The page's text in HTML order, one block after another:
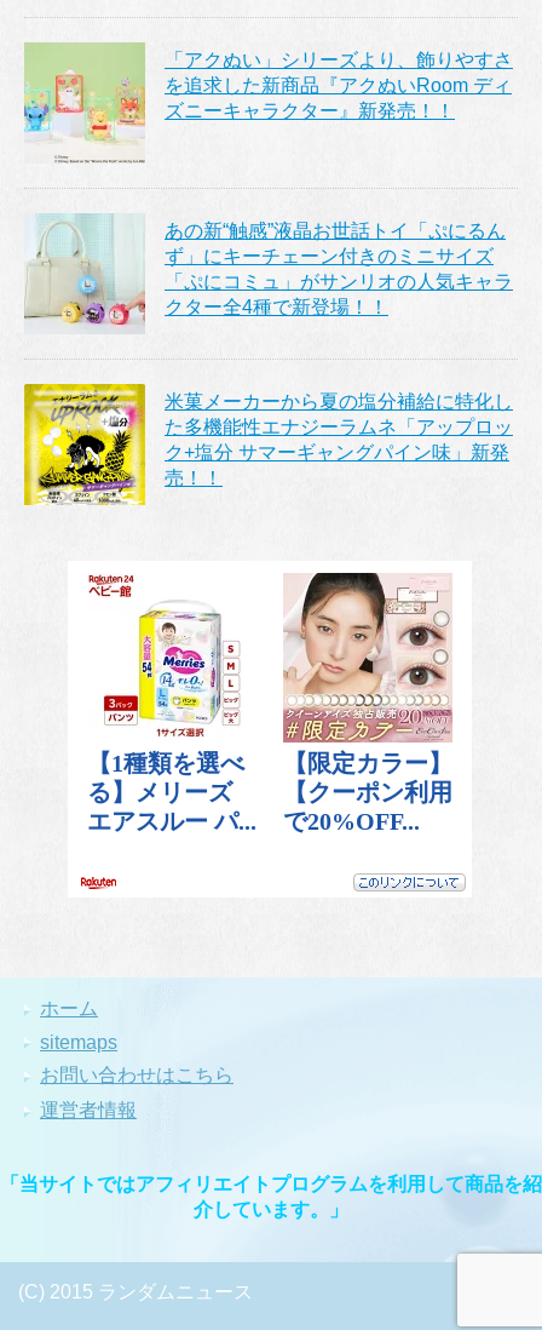
「アクぬい」シリーズより、飾りやすさ
を追求した新商品『アクぬいRoom ディ
ズニーキャラクター』新発売！！
あの新“触感”液晶お世話トイ「ぷにるん
ず」にキーチェーン付きのミニサイズ
「ぷにコミュ」がサンリオの人気キャラ
クター全4種で新登場！！
米菓メーカーから夏の塩分補給に特化し
た多機能性エナジーラムネ「アップロッ
ク+塩分 サマーギャングパイン味」新発
売！！
ホーム
sitemaps
お問い合わせはこちら
運営者情報
「当サイトではアフィリエイトプログラムを利用して商品を紹
介しています。」
(C) 2015 ランダムニュース